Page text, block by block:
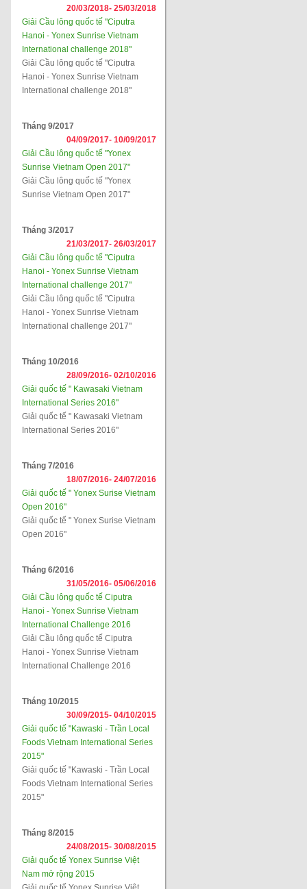
20/03/2018- 25/03/2018
Giải Cầu lông quốc tế "Ciputra
Hanoi - Yonex Sunrise Vietnam
International challenge 2018"
Giải Cầu lông quốc tế "Ciputra
Hanoi - Yonex Sunrise Vietnam
International challenge 2018"
Tháng 9/2017
04/09/2017- 10/09/2017
Giải Cầu lông quốc tế "Yonex
Sunrise Vietnam Open 2017"
Giải Cầu lông quốc tế "Yonex
Sunrise Vietnam Open 2017"
Tháng 3/2017
21/03/2017- 26/03/2017
Giải Cầu lông quốc tế "Ciputra
Hanoi - Yonex Sunrise Vietnam
International challenge 2017"
Giải Cầu lông quốc tế "Ciputra
Hanoi - Yonex Sunrise Vietnam
International challenge 2017"
Tháng 10/2016
28/09/2016- 02/10/2016
Giải quốc tế " Kawasaki Vietnam
International Series 2016"
Giải quốc tế " Kawasaki Vietnam
International Series 2016"
Tháng 7/2016
18/07/2016- 24/07/2016
Giải quốc tế " Yonex Surise Vietnam
Open 2016"
Giải quốc tế " Yonex Surise Vietnam
Open 2016"
Tháng 6/2016
31/05/2016- 05/06/2016
Giải Cầu lông quốc tế Ciputra
Hanoi - Yonex Sunrise Vietnam
International Challenge 2016
Giải Cầu lông quốc tế Ciputra
Hanoi - Yonex Sunrise Vietnam
International Challenge 2016
Tháng 10/2015
30/09/2015- 04/10/2015
Giải quốc tế "Kawaski - Trần Local
Foods Vietnam International Series
2015"
Giải quốc tế "Kawaski - Trần Local
Foods Vietnam International Series
2015"
Tháng 8/2015
24/08/2015- 30/08/2015
Giải quốc tế Yonex Sunrise Việt
Nam mở rộng 2015